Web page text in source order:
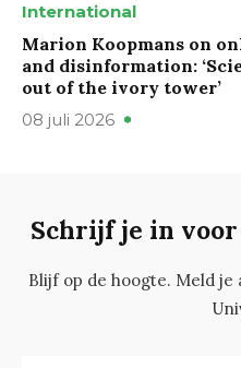
International
Marion Koopmans on
and disinformation:
out of the ivory tower’
08 juli 2026
Schrijf je in
Blijf op de hoogte. Meld